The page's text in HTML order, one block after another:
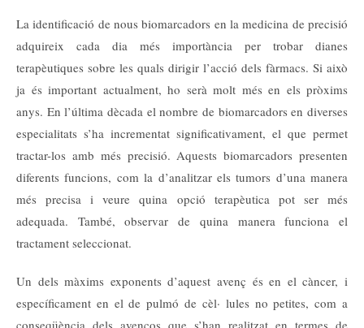
La identificació de nous biomarcadors en la medicina de precisió
adquireix cada dia més importància per trobar dianes
terapèutiques sobre les quals dirigir l’acció dels fàrmacs. Si això
ja és important actualment, ho serà molt més en els pròxims
anys. En l’última dècada el nombre de biomarcadors en diverses
especialitats s’ha incrementat significativament, el que permet
tractar-los amb més precisió. Aquests biomarcadors presenten
diferents funcions, com la d’analitzar els tumors d’una manera
més precisa i veure quina opció terapèutica pot ser més
adequada. També, observar de quina manera funciona el
tractament seleccionat.
Un dels màxims exponents d’aquest avenç és en el càncer, i
específicament en el de pulmó de cèl· lules no petites, com a